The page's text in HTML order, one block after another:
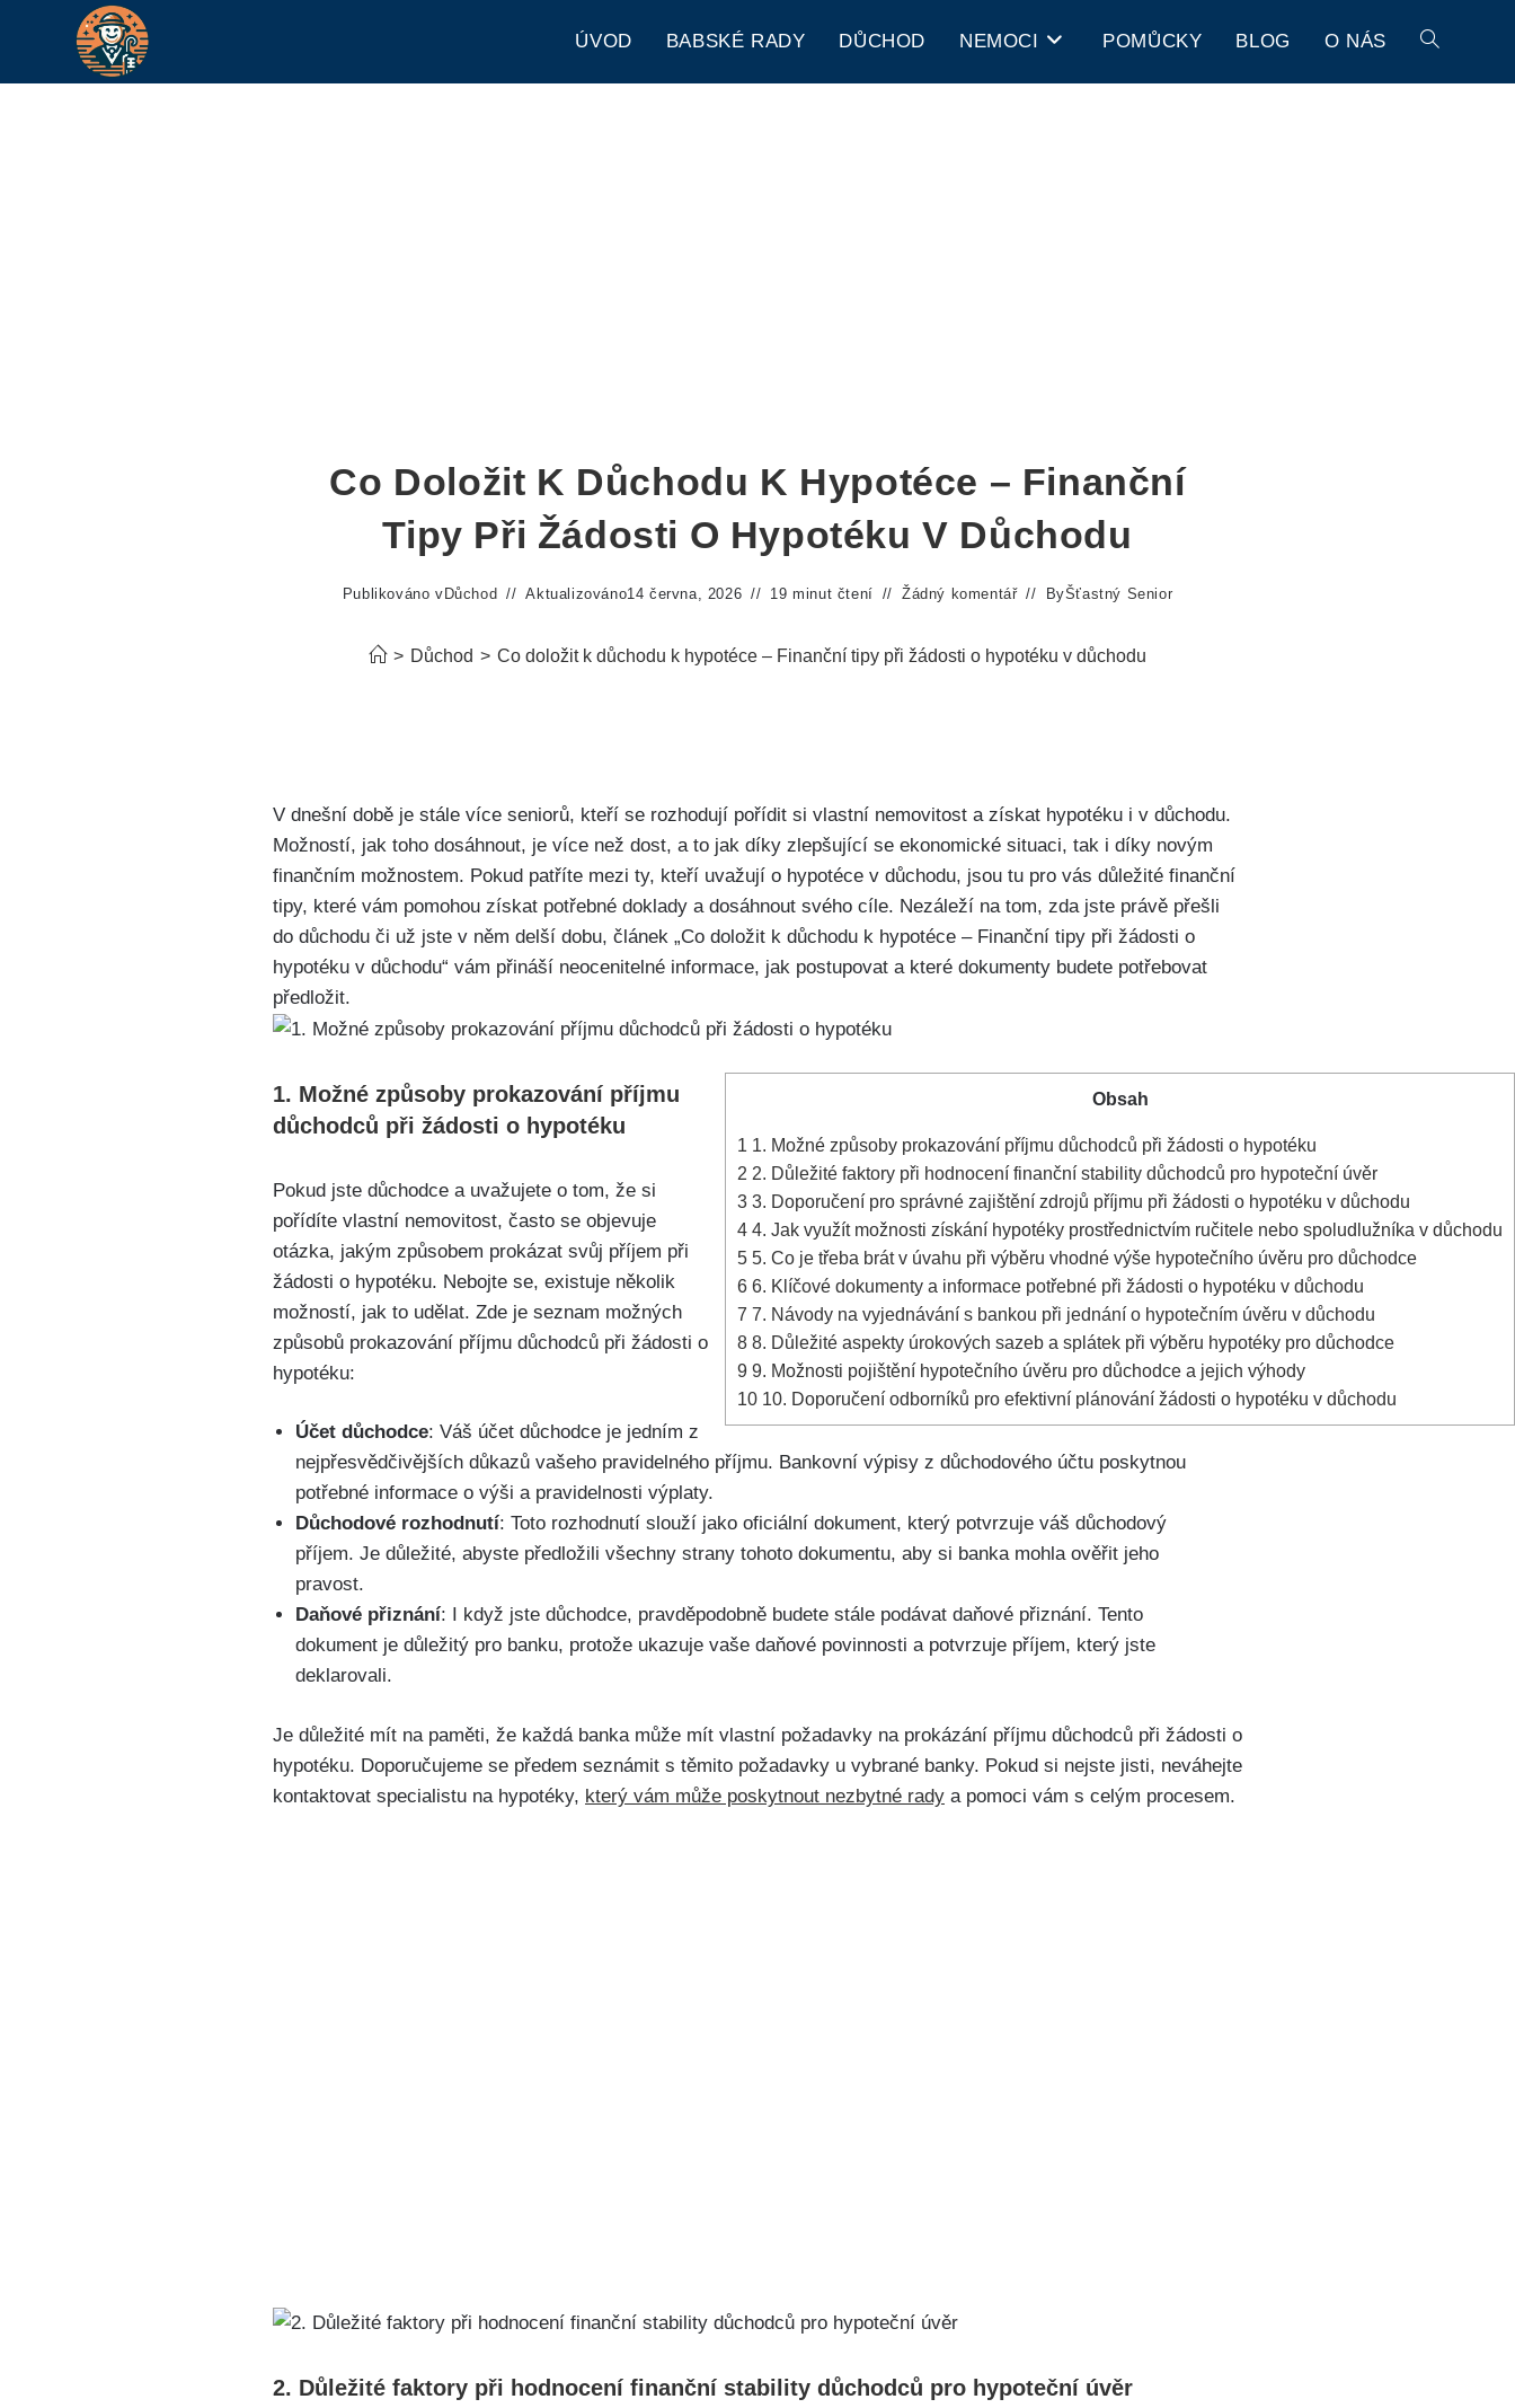
ÚVOD BABSKÉ RADY DŮCHOD NEMOCI POMŮCKY BLOG O NÁS
Co Doložit K Důchodu K Hypotéce – Finanční
Tipy Při Žádosti O Hypotéku V Důchodu
Publikováno v Důchod Aktualizováno14 června, 2026 19 minut čtení Žádný komentář ByŠťastný Senior
> Důchod > Co doložit k důchodu k hypotéce – Finanční tipy při žádosti o hypotéku v důchodu
V dnešní době je stále více seniorů, kteří se rozhodují pořídit si vlastní nemovitost a získat hypotéku i v důchodu.
Možností, jak toho dosáhnout, je více než dost, a to jak díky zlepšující se ekonomické situaci, tak i díky novým
finančním možnostem. Pokud patříte mezi ty, kteří uvažují o hypotéce v důchodu, jsou tu pro vás důležité finanční
tipy, které vám pomohou získat potřebné doklady a dosáhnout svého cíle. Nezáleží na tom, zda jste právě přešli
do důchodu či už jste v něm delší dobu, článek „Co doložit k důchodu k hypotéce – Finanční tipy při žádosti o
hypotéku v důchodu“ vám přináší neocenitelné informace, jak postupovat a které dokumenty budete potřebovat
předložit.
Obsah
1 1. Možné způsoby prokazování příjmu důchodců při žádosti o hypotéku
2 2. Důležité faktory při hodnocení finanční stability důchodců pro hypoteční úvěr
3 3. Doporučení pro správné zajištění zdrojů příjmu při žádosti o hypotéku v důchodu
4 4. Jak využít možnosti získání hypotéky prostřednictvím ručitele nebo spoludlužníka v důchodu
5 5. Co je třeba brát v úvahu při výběru vhodné výše hypotečního úvěru pro důchodce
6 6. Klíčové dokumenty a informace potřebné při žádosti o hypotéku v důchodu
7 7. Návody na vyjednávání s bankou při jednání o hypotečním úvěru v důchodu
8 8. Důležité aspekty úrokových sazeb a splátek při výběru hypotéky pro důchodce
9 9. Možnosti pojištění hypotečního úvěru pro důchodce a jejich výhody
10 10. Doporučení odborníků pro efektivní plánování žádosti o hypotéku v důchodu
1. Možné způsoby prokazování příjmu
důchodců při žádosti o hypotéku
Pokud jste důchodce a uvažujete o tom, že si
pořídíte vlastní nemovitost, často se objevuje
otázka, jakým způsobem prokázat svůj příjem při
žádosti o hypotéku. Nebojte se, existuje několik
možností, jak to udělat. Zde je seznam možných
způsobů prokazování příjmu důchodců při žádosti o
hypotéku:
Účet důchodce: Váš účet důchodce je jedním z
nejpřesvědčivějších důkazů vašeho pravidelného příjmu. Bankovní výpisy z důchodového účtu poskytnou
potřebné informace o výši a pravidelnosti výplaty.
Důchodové rozhodnutí: Toto rozhodnutí slouží jako oficiální dokument, který potvrzuje váš důchodový
příjem. Je důležité, abyste předložili všechny strany tohoto dokumentu, aby si banka mohla ověřit jeho
pravost.
Daňové přiznání: I když jste důchodce, pravděpodobně budete stále podávat daňové přiznání. Tento
dokument je důležitý pro banku, protože ukazuje vaše daňové povinnosti a potvrzuje příjem, který jste
deklarovali.
Je důležité mít na paměti, že každá banka může mít vlastní požadavky na prokázání příjmu důchodců při žádosti o
hypotéku. Doporučujeme se předem seznámit s těmito požadavky u vybrané banky. Pokud si nejste jisti, neváhejte
kontaktovat specialistu na hypotéky, který vám může poskytnout nezbytné rady a pomoci vám s celým procesem.
2. Důležité faktory při hodnocení finanční stability důchodců pro hypoteční úvěr